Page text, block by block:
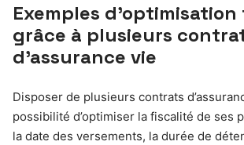
Exemples
grâce à plusieurs
d’assurance vie
Disposer de plusieurs contrats
possibilité d’optimiser la fiscalité de ses
la date des versements, la durée de